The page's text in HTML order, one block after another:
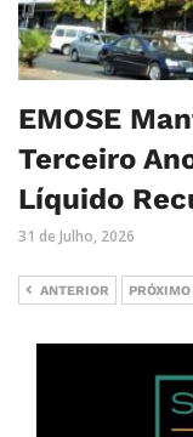
EMOSE
Terceiro
Líquido
31 de Julho, 2026
ANTERIOR PRÓXIMO